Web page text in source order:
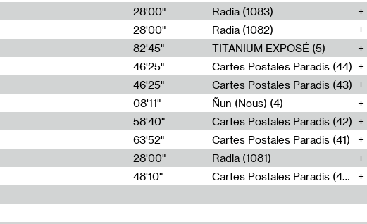
28'00"
Radia (1083)
28'00"
Radia (1082)
82'45"
TITANIUM EXPOSÉ (5)
46'25"
Cartes Postales Paradis (44)
46'25"
Cartes Postales Paradis (43)
08'11"
Ñun (Nous) (4)
58'40"
Cartes Postales Paradis (42)
63'52"
Cartes Postales Paradis (41)
28'00"
Radia (1081)
48'10" Cartes Postales Paradis (40)